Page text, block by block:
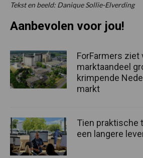
Tekst en beeld: Danique Sollie-Elverding
Aanbevolen voor jou!
ForFarmers ziet
marktaandeel
krimpende
markt
Tien praktische
een langere